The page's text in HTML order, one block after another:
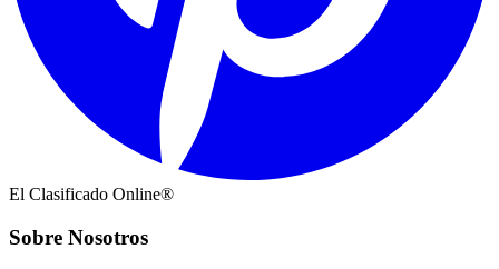
El Clasificado Online®
Sobre Nosotros